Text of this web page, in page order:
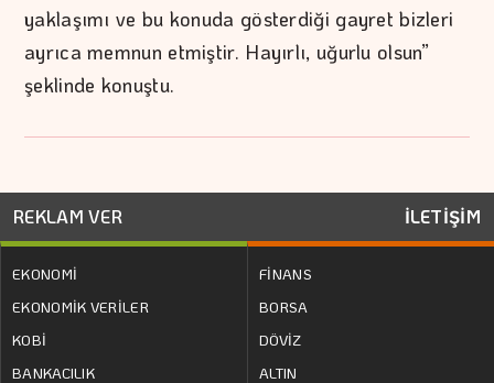
yaklaşımı ve bu konuda gösterdiği gayret bizleri
ayrıca memnun etmiştir. Hayırlı, uğurlu olsun”
şeklinde konuştu.
REKLAM VER İLETİŞİM
EKONOMİ
EKONOMİK VERİLER
KOBİ
BANKACILIK
FİNANS
BORSA
DÖVİZ
ALTIN